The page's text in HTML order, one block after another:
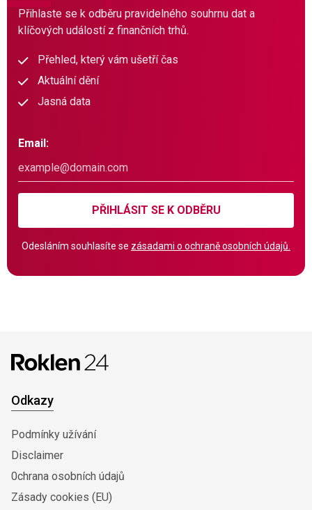
Přihlaste se k odběru pravidelného souhrnu dat a
klíčových událostí z finančních trhů.
Přehled, který vám ušetří čas
Aktuální dění
Jasná data
Email:
PŘIHLÁSIT SE K ODBĚRU
Odesláním souhlasíte se zásadami o ochraně osobních údajů.
Odkazy
Podmínky užívání
Disclaimer
0chrana osobních údajů
Zásady cookies (EU)